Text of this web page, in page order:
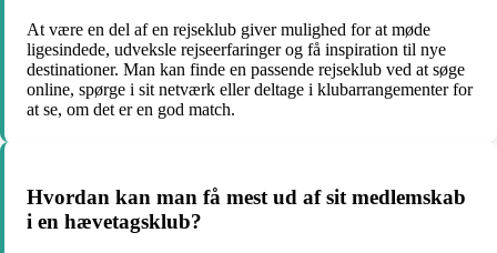
At være en del af en rejseklub giver mulighed for at møde
ligesindede, udveksle rejseerfaringer og få inspiration til nye
destinationer. Man kan finde en passende rejseklub ved at søge
online, spørge i sit netværk eller deltage i klubarrangementer for
at se, om det er en god match.
Hvordan kan man få mest ud af sit medlemskab
i en hævetagsklub?